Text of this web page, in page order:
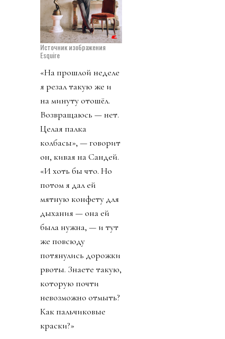
Источник изображения
Esquire
«На прошлой неделе
я резал такую же и
на минуту отошёл.
Возвращаюсь — нет.
Целая палка
колбасы», — говорит
он, кивая на Сандей.
«И хоть бы что. Но
потом я дал ей
мятную конфету для
дыхания — она ей
была нужна, — и тут
же повсюду
потянулись дорожки
рвоты. Знаете такую,
которую почти
невозможно отмыть?
Как пальчиковые
краски?»